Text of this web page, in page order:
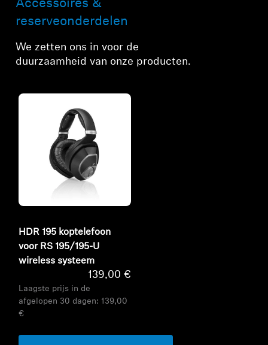
Accessoires &
reserveonderdelen
We zetten ons in voor de
duurzaamheid van onze producten.
HDR 195 koptelefoon
voor RS 195/195-U
wireless systeem
139,00 €
Laagste prijs in de
afgelopen 30 dagen: 139,00
€